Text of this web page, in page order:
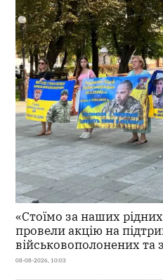
«Стоїмо за наших
провели акцію на
військовополонених та
08-08-2026, 10:03